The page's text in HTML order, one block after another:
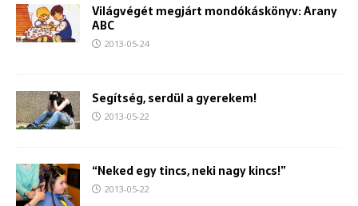
Világvégét megjárt mondókáskönyv: Arany
ABC
2013-05-24
Segítség, serdül a gyerekem!
2013-05-22
“Neked egy tincs, neki nagy kincs!”
2013-05-22